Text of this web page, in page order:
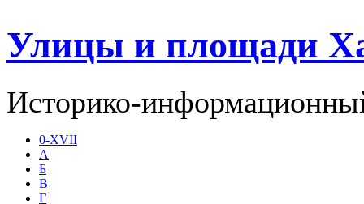
Улицы и площади
Историко-
0-XVII
А
Б
В
Г